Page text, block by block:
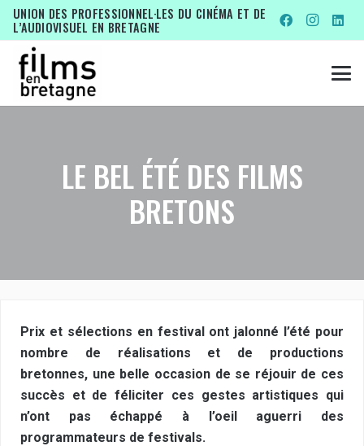
UNION DES PROFESSIONNEL·LES DU CINÉMA ET DE
L’AUDIOVISUEL EN BRETAGNE
LE BEL ÉTÉ DES FILMS
BRETONS
Prix et sélections en festival ont jalonné l’été pour
nombre de réalisations et de productions
bretonnes, une belle occasion de se réjouir de ces
succès et de féliciter ces gestes artistiques qui
n’ont pas échappé à l’oeil aguerri des
programmateurs de festivals.